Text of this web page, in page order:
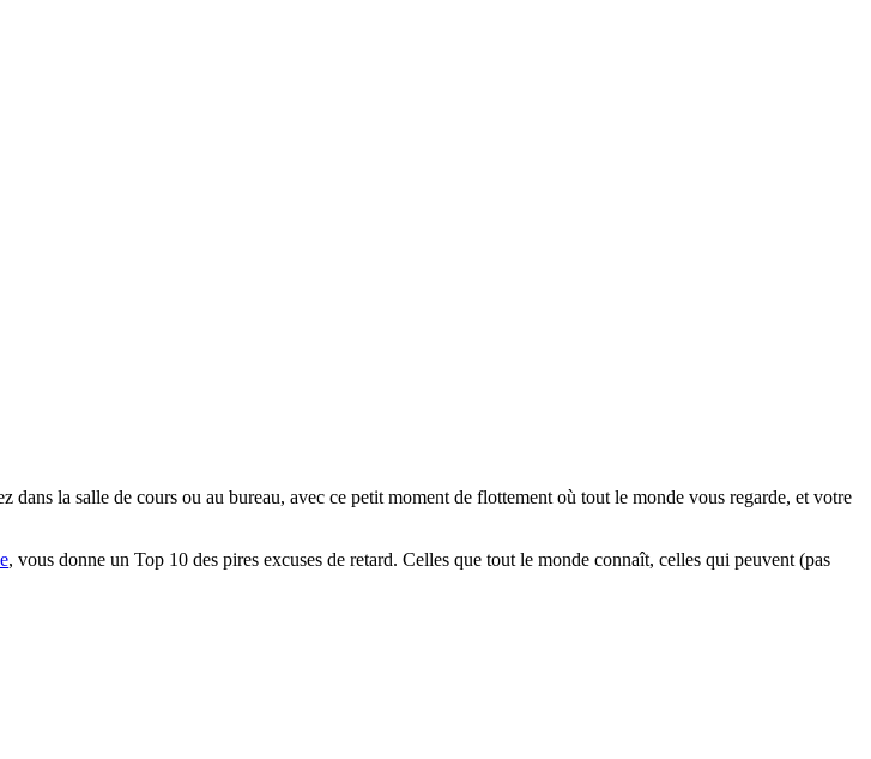
la salle de cours ou au bureau, avec ce petit moment de flottement où tout le monde vous regarde, et votre
, vous donne un Top 10 des pires excuses de retard. Celles que tout le monde connaît, celles qui peuvent (pas